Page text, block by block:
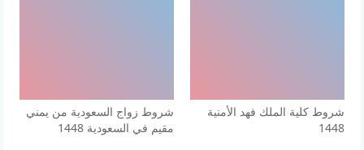
شروط كلية الملك فهد الأمنية
1448
شروط زواج السعودية من يمني
مقيم في السعودية 1448